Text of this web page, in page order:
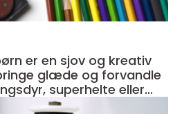
er en sjov og kreativ
glæde og forvandle
superhelte eller